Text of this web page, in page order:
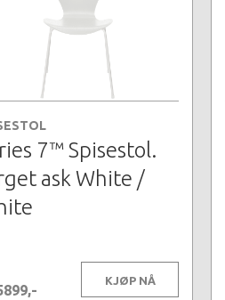
7™ Spisestol.
ask White /
KJØP NÅ